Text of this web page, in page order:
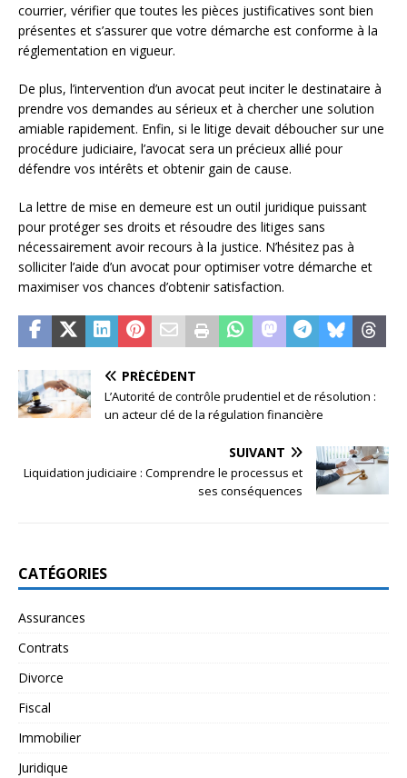
courrier, vérifier que toutes les pièces justificatives sont bien
présentes et s’assurer que votre démarche est conforme à la
réglementation en vigueur.
De plus, l’intervention d’un avocat peut inciter le destinataire à
prendre vos demandes au sérieux et à chercher une solution
amiable rapidement. Enfin, si le litige devait déboucher sur une
procédure judiciaire, l’avocat sera un précieux allié pour
défendre vos intérêts et obtenir gain de cause.
La lettre de mise en demeure est un outil juridique puissant
pour protéger ses droits et résoudre des litiges sans
nécessairement avoir recours à la justice. N’hésitez pas à
solliciter l’aide d’un avocat pour optimiser votre démarche et
maximiser vos chances d’obtenir satisfaction.
PRÉCÉDENT
L’Autorité de contrôle prudentiel et de résolution :
un acteur clé de la régulation financière
SUIVANT
Liquidation judiciaire : Comprendre le processus et
ses conséquences
CATÉGORIES
Assurances
Contrats
Divorce
Fiscal
Immobilier
Juridique